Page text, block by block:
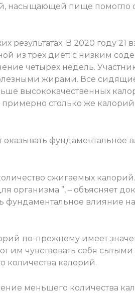
насыщающей пище помогло
результатах. В 2020 году 21
из трех диет: с низким
четырех недель.
жирами. Все сидящие
высококачественных
столько же калорий
сжигаемых
”, – объясняет
фундаментальное влияние
по-прежнему имеет
им чувствовать себя
количества калорий.
меньшего количества